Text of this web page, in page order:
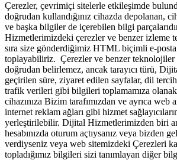
Çerezler, çevrimiçi sitelerle etkileşimde
doğrudan kullandığınız cihazda depolanan,
ve başka bilgiler de içerebilen bilgi
Hizmetlerimizdeki çerezler ve benzer izleme
sıra size gönderdiğimiz HTML biçimli e-
toplayabiliriz. Çerezler ve benzer
doğrudan belirlemez, ancak tarayıcı türü,
geçirilen süre, ziyaret edilen sayfalar, dil
trafik verileri gibi bilgileri toplamamıza
cihazınıza Bizim tarafımızdan ve ayrıca
internet reklam ağları gibi hizmet
yerleştirilebilir. Dijital Hizmetlerimizden biri
hesabınızda oturum açtıysanız veya bizden
verdiyseniz veya web sitemizdeki Çerezleri
topladığımız bilgileri sizi tanımlayan diğer